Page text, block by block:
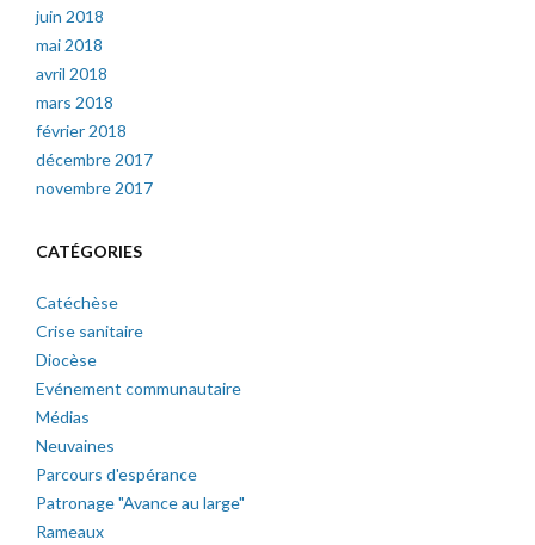
juin 2018
mai 2018
avril 2018
mars 2018
février 2018
décembre 2017
novembre 2017
CATÉGORIES
Catéchèse
Crise sanitaire
Diocèse
Evénement communautaire
Médias
Neuvaines
Parcours d'espérance
Patronage "Avance au large"
Rameaux